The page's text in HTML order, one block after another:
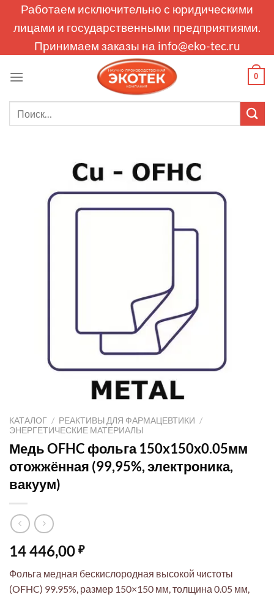
Работаем исключительно с юридическими
лицами и государственными предприятиями.
Принимаем заказы на info@eko-tec.ru
0
КАТАЛОГ / РЕАКТИВЫ ДЛЯ ФАРМАЦЕВТИКИ /
ЭНЕРГЕТИЧЕСКИЕ МАТЕРИАЛЫ
Медь OFHC фольга 150x150x0.05мм
отожжённая (99,95%, электроника,
вакуум)
14 446,00 ₽
Фольга медная бескислородная высокой чистоты
(OFHC) 99.95%, размер 150×150 мм, толщина 0.05 мм,